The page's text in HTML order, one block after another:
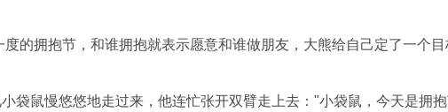
拥抱节，和谁拥抱就表示愿意和谁做朋友，大熊给自己定了一个目
鼠慢悠悠地走过来，他连忙张开双臂走上去："小袋鼠，今天是拥